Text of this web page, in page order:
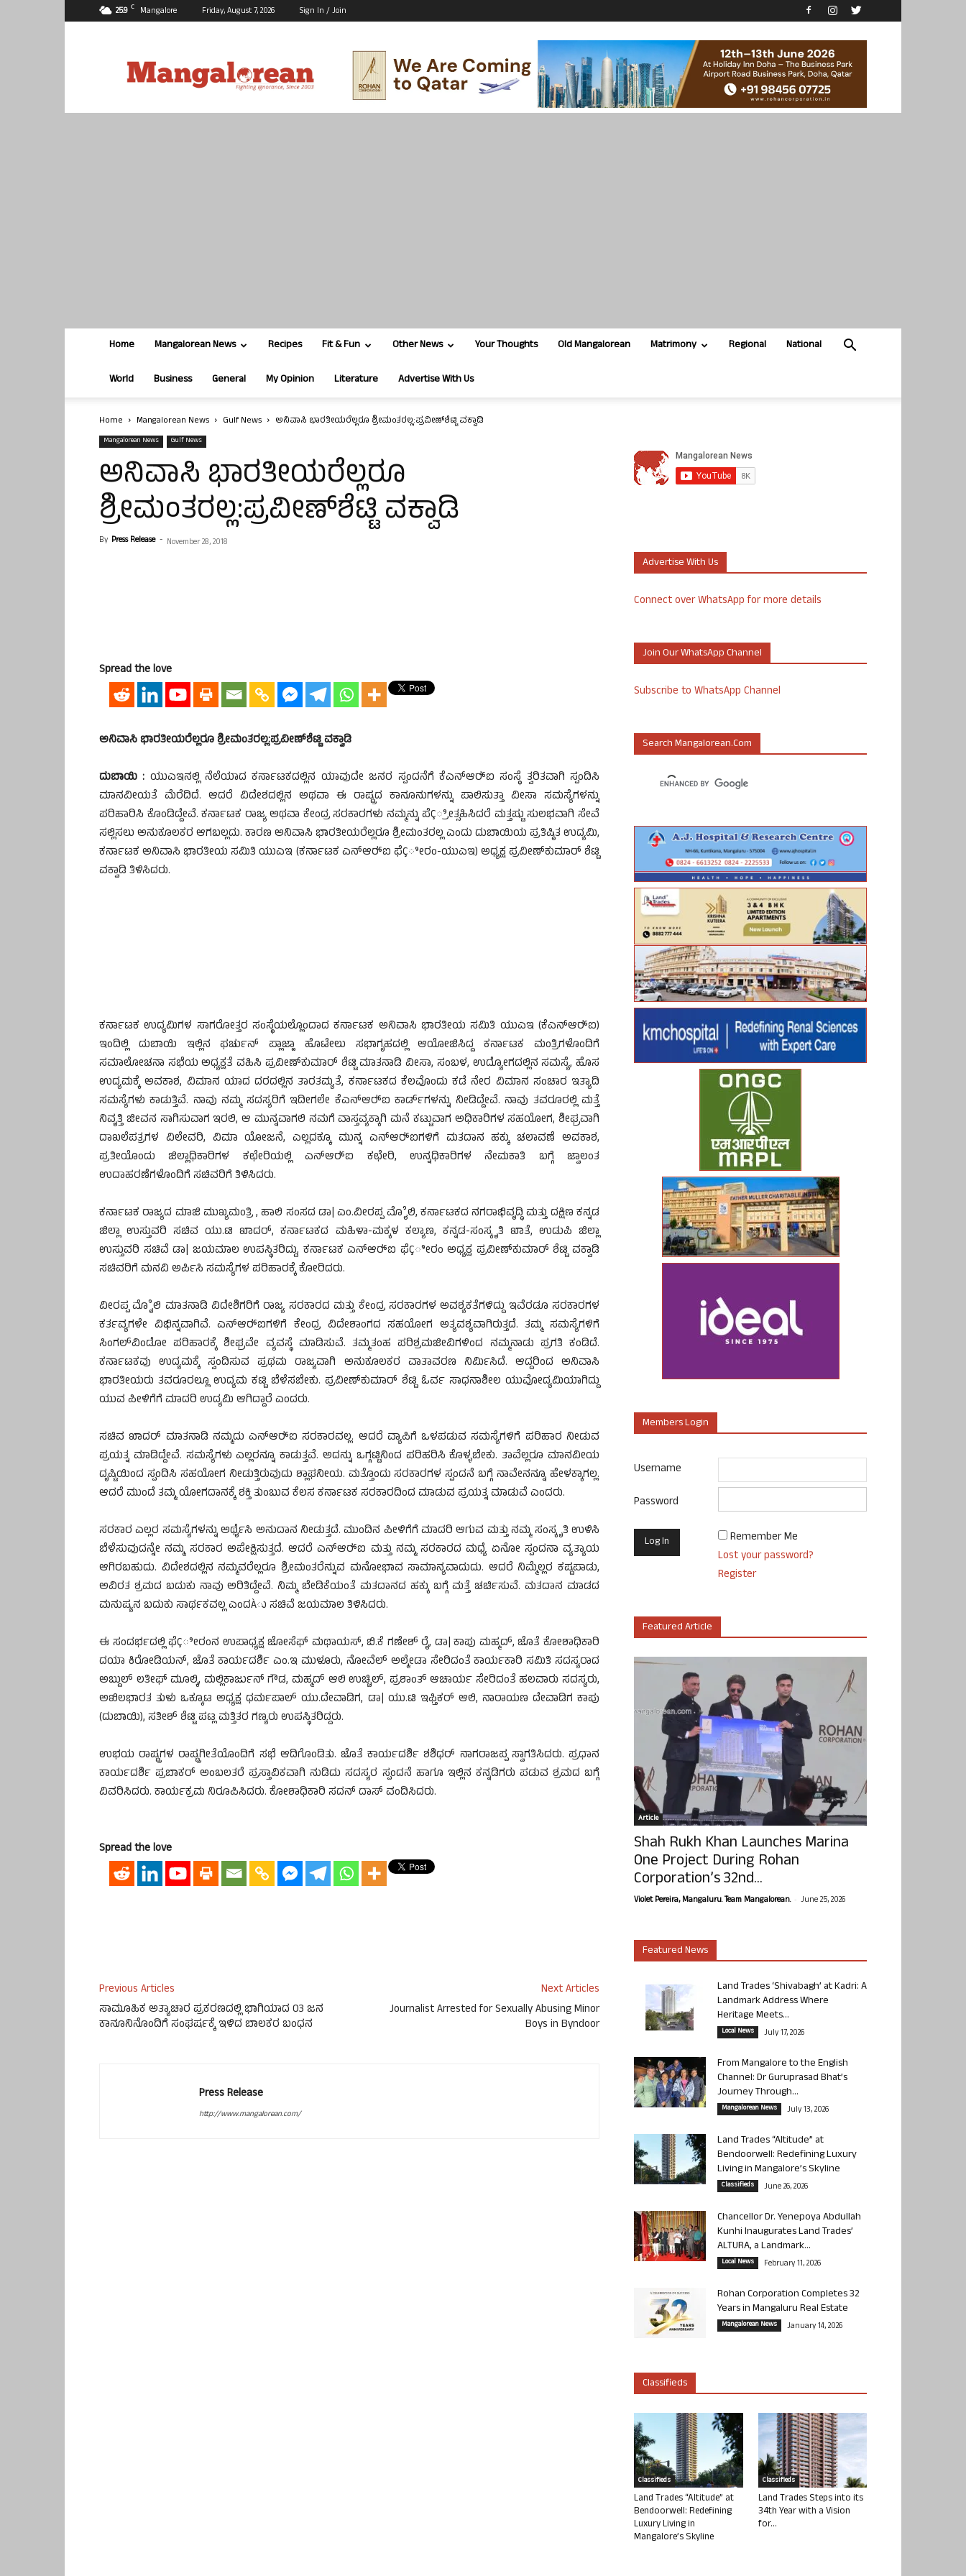
25.9 C Mangalore Friday, August 7, 2026 Sign In / Join
Home Mangalorean News Recipes Fit & Fun Other News Your Thoughts Old Mangalorean Matrimony Regional National
World Business General My Opinion Literature Advertise With Us
Home Mangalorean News Gulf News ಅನಿವಾಸಿ ಭಾರತೀಯರೆಲ್ಲರೂ ಶ್ರೀಮಂತರಲ್ಲ:ಪ್ರವೀಣ್‍ಶೆಟ್ಟಿ ವಕ್ವಾಡಿ
Mangalorean News Gulf News
ಅನಿವಾಸಿ ಭಾರತೀಯರೆಲ್ಲರೂ
ಶ್ರೀಮಂತರಲ್ಲ:ಪ್ರವೀಣ್‍ಶೆಟ್ಟಿ ವಕ್ವಾಡಿ
By Press Release - November 28, 2018
Spread the love
ಅನಿವಾಸಿ ಭಾರತೀಯರೆಲ್ಲರೂ ಶ್ರೀಮಂತರಲ್ಲ:ಪ್ರವೀಣ್‍ಶೆಟ್ಟಿ ವಕ್ವಾಡಿ
ದುಬಾಯಿ : ಯುಎಇನಲ್ಲಿ ನೆಲೆಯಾದ ಕರ್ನಾಟಕದಲ್ಲಿನ ಯಾವುದೇ ಜನರ ಸ್ಪಂದನೆಗೆ ಕೆಎನ್‍ಆರ್‍ಐ ಸಂಸ್ಥೆ ತ್ವರಿತವಾಗಿ ಸ್ಪಂದಿಸಿ
ಮಾನವೀಯತೆ ಮೆರೆದಿದೆ. ಆದರೆ ವಿದೇಶದಲ್ಲಿನ ಅಥವಾ ಈ ರಾಷ್ಟ್ರದ ಕಾನೂನುಗಳನ್ನು ಪಾಲಿಸುತ್ತಾ ವೀಸಾ ಸಮಸ್ಯೆಗಳನ್ನು
ಪರಿಹಾರಿಸಿ ಕೊಂಡಿದ್ದೇವೆ. ಕರ್ನಾಟಕ ರಾಜ್ಯ ಅಥವಾ ಕೇಂದ್ರ ಸರಕಾರಗಳು ನಮ್ಮನ್ನು ಪೆÇ್ರೀತ್ಸಹಿಸಿದರೆ ಮತ್ತಷ್ಟು ಸುಲಭವಾಗಿ ಸೇವೆ
ಸಲ್ಲಿಸಲು ಅನುಕೂಲಕರ ಆಗಬಲ್ಲದು. ಕಾರಣ ಅನಿವಾಸಿ ಭಾರತೀಯರೆಲ್ಲರೂ ಶ್ರೀಮಂತರಲ್ಲ ಎಂದು ದುಬಾಯಿಯ ಪ್ರತಿಷ್ಠಿತ ಉದ್ಯಮಿ,
ಕರ್ನಾಟಕ ಅನಿವಾಸಿ ಭಾರತೀಯ ಸಮಿತಿ ಯುಎಇ (ಕರ್ನಾಟಕ ಎನ್‍ಆರ್‍ಐ ಫೆÇೀರಂ-ಯುಎಇ) ಅಧ್ಯಕ್ಷ ಪ್ರವೀಣ್‍ಕುಮಾರ್ ಶೆಟ್ಟಿ
ವಕ್ವಾಡಿ ತಿಳಿಸಿದರು.
ಕರ್ನಾಟಕ ಉದ್ಯಮಿಗಳ ಸಾಗರೋತ್ತರ ಸಂಸ್ಥೆಯಲ್ಲೊಂದಾದ ಕರ್ನಾಟಕ ಅನಿವಾಸಿ ಭಾರತೀಯ ಸಮಿತಿ ಯುಎಇ (ಕೆಎನ್‍ಆರ್‍ಐ)
ಇಂದಿಲ್ಲಿ ದುಬಾಯಿ ಇಲ್ಲಿನ ಫರ್ಚುನ್ ಪ್ಲಾಜ್ಹಾ ಹೊಟೇಲು ಸಭಾಗೃಹದಲ್ಲಿ ಆಯೋಜಿಸಿದ್ದ ಕರ್ನಾಟಕ ಮಂತ್ರಿಗಳೊಂದಿಗೆ
ಸಮಾಲೋಚನಾ ಸಭೆಯ ಅಧ್ಯಕ್ಷತೆ ವಹಿಸಿ ಪ್ರವೀಣ್‍ಕುಮಾರ್ ಶೆಟ್ಟಿ ಮಾತನಾಡಿ ವೀಸಾ, ಸಂಬಳ, ಉದ್ಯೋಗದಲ್ಲಿನ ಸಮಸ್ಯೆ, ಹೊಸ
ಉದ್ಯಮಕ್ಕೆ ಅವಕಾಶ, ವಿಮಾನ ಯಾದ ದರದಲ್ಲಿನ ತಾರತಮ್ಯತೆ, ಕರ್ನಾಟಕದ ಕೆಲವೊಂದು ಕಡೆ ನೇರ ವಿಮಾನ ಸಂಚಾರ ಇತ್ಯಾದಿ
ಸಮಸ್ಯೆಗಳು ಕಾಡುತ್ತಿವೆ. ನಾವು ನಮ್ಮ ಸದಸ್ಯರಿಗೆ ಇದೀಗಲೇ ಕೆಎನ್‍ಆರ್‍ಐ ಕಾರ್ಡ್‍ಗಳನ್ನು ನೀಡಿದ್ದೇವೆ. ನಾವು ತವರೂರಲ್ಲಿ ಮತ್ತೆ
ನಿವೃತ್ತಿ ಜೀವನ ಸಾಗಿಸುವಾಗ ಇರಲಿ, ಆ ಮುನ್ನವಾಗಲಿ ನಮಗೆ ವಾಸ್ತವ್ಯಕ್ಕಾಗಿ ಮನೆ ಕಟ್ಟುವಾಗ ಅಧಿಕಾರಿಗಳ ಸಹಯೋಗ, ಶೀಘ್ರವಾಗಿ
ದಾಖಲೆಪತ್ರಗಳ ವಿಲೇವರಿ, ವಿಮಾ ಯೋಜನೆ, ಎಲ್ಲದಕ್ಕೂ ಮುನ್ನ ಎನ್‍ಆರ್‍ಐಗಳಿಗೆ ಮತದಾನ ಹಕ್ಕು ಚಲಾವಣೆ ಅವಕಾಶ,
ಪ್ರತೀಯೊಂದು ಜಿಲ್ಲಾಧಿಕಾರಿಗಳ ಕಛೇರಿಯಲ್ಲಿ ಎನ್‍ಆರ್‍ಐ ಕಛೇರಿ, ಉನ್ನಧಿಕಾರಿಗಳ ನೇಮಕಾತಿ ಬಗ್ಗೆ ಜ್ವಾಲಂತ
ಉದಾಹರಣೆಗಳೊಂದಿಗೆ ಸಚಿವರಿಗೆ ತಿಳಿಸಿದರು.
ಕರ್ನಾಟಕ ರಾಜ್ಯದ ಮಾಜಿ ಮುಖ್ಯಮಂತ್ರಿ , ಹಾಲಿ ಸಂಸದ ಡಾ| ಎಂ.ವೀರಪ್ಪ ಮೊೈಲಿ, ಕರ್ನಾಟಕದ ನಗರಾಭಿವೃದ್ಧಿ ಮತ್ತು ದಕ್ಷಿಣ ಕನ್ನಡ
ಜಿಲ್ಲಾ ಉಸ್ತುವರಿ ಸಚಿವ ಯು.ಟಿ ಖಾದರ್, ಕರ್ನಾಟಕದ ಮಹಿಳಾ-ಮಕ್ಕಳ ಕಲ್ಯಾಣ, ಕನ್ನಡ-ಸಂಸ್ಕೃತಿ ಖಾತೆ, ಉಡುಪಿ ಜಿಲ್ಲಾ
ಉಸ್ತುವರಿ ಸಚಿವೆ ಡಾ| ಜಯಮಾಲ ಉಪಸ್ಥಿತರಿದ್ದು, ಕರ್ನಾಟಕ ಎನ್‍ಆರ್‍ಐ ಫೆÇೀರಂ ಅಧ್ಯಕ್ಷ ಪ್ರವೀಣ್‍ಕುಮಾರ್ ಶೆಟ್ಟಿ ವಕ್ವಾಡಿ
ಸಚಿವರಿಗೆ ಮನವಿ ಅರ್ಪಿಸಿ ಸಮಸ್ಯೆಗಳ ಪರಿಹಾರಕ್ಕೆ ಕೋರಿದರು.
ವೀರಪ್ಪ ಮೊೈಲಿ ಮಾತನಾಡಿ ವಿದೇಶಿಗರಿಗೆ ರಾಜ್ಯ ಸರಕಾರದ ಮತ್ತು ಕೇಂದ್ರ ಸರಕಾರಗಳ ಅವಶ್ಯಕತೆಗಳಿದ್ದು ಇವೆರಡೂ ಸರಕಾರಗಳ
ಕರ್ತವ್ಯಗಳೇ ವಿಭಿನ್ನವಾಗಿವೆ. ಎನ್‍ಆರ್‍ಐಗಳಿಗೆ ಕೇಂದ್ರ ವಿದೇಶಾಂಗದ ಸಹಯೋಗ ಅತ್ಯವಶ್ಯವಾಗಿರುತ್ತದೆ. ತಮ್ಮ ಸಮಸ್ಯೆಗಳಿಗೆ
ಸಿಂಗಲ್‍ವಿಂಡೋ ಪರಿಹಾರಕ್ಕೆ ಶೀಘ್ರವೇ ವ್ಯವಸ್ಥೆ ಮಾಡಿಸುವೆ. ತಮ್ಮತಂಹ ಪರಿಶ್ರಮಜೀವಿಗಳಿಂದ ನಮ್ಮನಾಡು ಪ್ರಗತಿ ಕಂಡಿದೆ.
ಕರ್ನಾಟಕವು ಉದ್ಯಮಕ್ಕೆ ಸ್ವಂದಿಸುವ ಪ್ರಥಮ ರಾಜ್ಯವಾಗಿ ಅನುಕೂಲಕರ ವಾತಾವರಣ ನಿರ್ಮಿಸಿದೆ. ಆದ್ದರಿಂದ ಅನಿವಾಸಿ
ಭಾರತೀಯರು ತವರೂರಲ್ಲೂ ಉದ್ಯಮ ಕಟ್ಟಿ ಬೆಳೆಸಬೇಕು. ಪ್ರವೀಣ್‍ಕುಮಾರ್ ಶೆಟ್ಟಿ ಓರ್ವ ಸಾಧನಾಶೀಲ ಯುವೋದ್ಯಮಿಯಾಗಿದ್ದು
ಯುವ ಪೀಳಿಗೆಗೆ ಮಾದರಿ ಉದ್ಯಮಿ ಆಗಿದ್ದಾರೆ ಎಂದರು.
ಸಚಿವ ಖಾದರ್ ಮಾತನಾಡಿ ನಮ್ಮದು ಎನ್‍ಆರ್‍ಐ ಸರಕಾರವಲ್ಲ. ಆದರೆ ವ್ಯಾಪಿಗೆ ಒಳಪಡುವ ಸಮಸ್ಯೆಗಳಿಗೆ ಪರಿಹಾರ ನೀಡುವ
ಪ್ರಯತ್ನ ಮಾಡಿದ್ದೇವೆ. ಸಮಸ್ಯೆಗಳು ಎಲ್ಲರನ್ನೂ ಕಾಡುತ್ತವೆ. ಅದನ್ನು ಒಗ್ಗಟ್ಟಿನಿಂದ ಪರಿಹರಿಸಿ ಕೊಳ್ಳಬೇಕು. ತಾವೆಲ್ಲರೂ ಮಾನವೀಯ
ದೃಷ್ಟಿಯಿಂದ ಸ್ಪಂದಿಸಿ ಸಹಯೋಗ ನೀಡುತ್ತಿರುವುದು ಶ್ಲಾಘನೀಯ. ಮತ್ತೊಂದು ಸರಕಾರಗಳ ಸ್ಪಂದನೆ ಬಗ್ಗೆ ನಾವೇನನ್ನೂ ಹೇಳಕ್ಕಾಗಲ್ಲ.
ಆದರೆ ಮುಂದೆ ತಮ್ಮ ಯೋಗದಾನಕ್ಕೆ ಶಕ್ತಿ ತುಂಬುವ ಕೆಲಸ ಕರ್ನಾಟಕ ಸರಕಾರದಿಂದ ಮಾಡುವ ಪ್ರಯತ್ನ ಮಾಡುವೆ ಎಂದರು.
ಸರಕಾರ ಎಲ್ಲರ ಸಮಸ್ಯೆಗಳನ್ನು ಅರ್ಥೈಸಿ ಅನುದಾನ ನೀಡುತ್ತದೆ. ಮುಂದಿನ ಪೀಳಿಗೆಗೆ ಮಾದರಿ ಆಗುವ ಮತ್ತು ನಮ್ಮ ಸಂಸ್ಕೃತಿ ಉಳಿಸಿ
ಬೆಳೆಸುವುದನ್ನೇ ನಮ್ಮ ಸರಕಾರ ಅಪೇಕ್ಷಿಸುತ್ತದೆ. ಆದರೆ ಎನ್‍ಆರ್‍ಐ ಮತ್ತು ನಮ್ಮ ಸರಕಾರದ ಮಧ್ಯೆ ಏನೋ ಸ್ಪಂದನಾ ವ್ಯತ್ಯಾಯ
ಆಗಿರಬಹುದು. ವಿದೇಶದಲ್ಲಿನ ನಮ್ಮವರೆಲ್ಲರೂ ಶ್ರೀಮಂತರೆನ್ನುವ ಮನೋಭಾವ ಸಾಮಾನ್ಯವಾದುದು. ಆದರೆ ನಿಮ್ಮೆಲ್ಲರ ಕಷ್ಟಪಾಡು,
ಅವಿರತ ಶ್ರಮದ ಬದುಕು ನಾವು ಅರಿತಿದ್ದೇವೆ. ನಿಮ್ಮ ಬೇಡಿಕೆಯಂತೆ ಮತದಾನದ ಹಕ್ಕು ಬಗ್ಗೆ ಮತ್ತೆ ಚರ್ಚಿಸುವೆ. ಮತದಾನ ಮಾಡದ
ಮನುಷ್ಯನ ಬದುಕು ಸಾರ್ಥಕವಲ್ಲ ಎಂದÀು ಸಚಿವೆ ಜಯಮಾಲ ತಿಳಿಸಿದರು.
ಈ ಸಂದರ್ಭದಲ್ಲಿ ಫೆÇೀರಂನ ಉಪಾಧ್ಯಕ್ಷ ಜೋಸೆಫ್ ಮಥಾಯಸ್, ಬಿ.ಕೆ ಗಣೇಶ್ ರೈ, ಡಾ| ಕಾಪು ಮಹ್ಮದ್, ಜೊತೆ ಕೋಶಾಧಿಕಾರಿ
ದಯಾ ಕಿರೋಡಿಯನ್, ಜೊತೆ ಕಾರ್ಯದರ್ಶಿ ಎಂ.ಇ ಮುಳೂರು, ನೋವೆಲ್ ಅಲ್ಮೇಡಾ ಸೇರಿದಂತೆ ಕಾರ್ಯಕಾರಿ ಸಮಿತಿ ಸದಸ್ಯರಾದ
ಅಬ್ದುಲ್ ಲತೀಫ್ ಮೂಲ್ಕಿ, ಮಲ್ಲಿಕಾರ್ಜುನ್ ಗೌಡ, ಮಹ್ಮದ್ ಆಲಿ ಉಚ್ಚಿಲ್, ಪ್ರಶಾಂತ್ ಆಚಾರ್ಯ ಸೇರಿದಂತೆ ಹಲವಾರು ಸದಸ್ಯರು,
ಅಖಿಲಭಾರತ ತುಳು ಒಕ್ಕೂಟ ಅಧ್ಯಕ್ಷ ಧರ್ಮಪಾಲ್ ಯು.ದೇವಾಡಿಗ, ಡಾ| ಯು.ಟಿ ಇಫ್ತಿಕರ್ ಆಲಿ, ನಾರಾಯಣ ದೇವಾಡಿಗ ಕಾಪು
(ದುಬಾಯಿ), ಸತೀಶ್ ಶೆಟ್ಟಿ ಪಟ್ಲ ಮತ್ತಿತರ ಗಣ್ಯರು ಉಪಸ್ಥಿತರಿದ್ದರು.
ಉಭಯ ರಾಷ್ಟ್ರಗಳ ರಾಷ್ಟ್ರಗೀತೆಯೊಂದಿಗೆ ಸಭೆ ಆದಿಗೊಂಡಿತು. ಜೊತೆ ಕಾರ್ಯದರ್ಶಿ ಶಶಿಧರ್ ನಾಗರಾಜಪ್ಪ ಸ್ವಾಗತಿಸಿದರು. ಪ್ರಧಾನ
ಕಾರ್ಯದರ್ಶಿ ಪ್ರಬಾಕರ್ ಅಂಬಲತರೆ ಪ್ರಸ್ತಾವಿಕವಾಗಿ ನುಡಿದು ಸದಸ್ಯರ ಸ್ಪಂದನೆ ಹಾಗೂ ಇಲ್ಲಿನ ಕನ್ನಡಿಗರು ಪಡುವ ಶ್ರಮದ ಬಗ್ಗೆ
ವಿವರಿಸಿದರು. ಕಾರ್ಯಕ್ರಮ ನಿರೂಪಿಸಿದರು. ಕೋಶಾಧಿಕಾರಿ ಸದನ್ ದಾಸ್ ವಂದಿಸಿದರು.
Spread the love
Previous Articles
ಸಾಮೂಹಿಕ ಅತ್ಯಾಚಾರ ಪ್ರಕರಣದಲ್ಲಿ ಭಾಗಿಯಾದ 03 ಜನ
ಕಾನೂನಿನೊಂದಿಗೆ ಸಂಘರ್ಷಕ್ಕೆ ಇಳಿದ ಬಾಲಕರ ಬಂಧನ
Next Articles
Journalist Arrested for Sexually Abusing Minor
Boys in Byndoor
Press Release
http://www.mangalorean.com/
Advertise With Us
Connect over WhatsApp for more details
Join Our WhatsApp Channel
Subscribe to WhatsApp Channel
Search Mangalorean.com
Members Login
Username
Password
Remember Me
Lost your password?
Register
Featured Article
Article
Shah Rukh Khan Launches Marina
One Project During Rohan
Corporation’s 32nd...
Violet Pereira, Mangaluru. Team Mangalorean. - June 25, 2026
Featured News
Land Trades ‘Shivabagh’ at Kadri: A
Landmark Address Where
Heritage Meets...
Local News July 17, 2026
From Mangalore to the English
Channel: Dr Guruprasad Bhat’s
Journey Through...
Mangalorean News July 13, 2026
Land Trades “Altitude” at
Bendoorwell: Redefining Luxury
Living in Mangalore’s Skyline
Classifieds June 26, 2026
Chancellor Dr. Yenepoya Abdullah
Kunhi Inaugurates Land Trades’
ALTURA, a Landmark...
Local News February 11, 2026
Rohan Corporation Completes 32
Years in Mangaluru Real Estate
Mangalorean News January 14, 2026
Classifieds
Classifieds
Land Trades “Altitude” at
Bendoorwell: Redefining
Luxury Living in
Mangalore’s Skyline
Classifieds
Land Trades Steps into its
34th Year with a Vision
for...